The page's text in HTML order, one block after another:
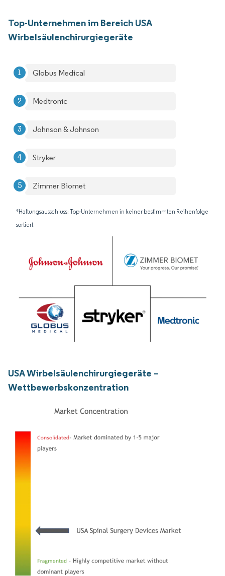
Top-Unternehmen im Bereich USA
Wirbelsäulenchirurgiegeräte
Globus Medical
Medtronic
Johnson & Johnson
Stryker
Zimmer Biomet
*Haftungsausschluss: Top-Unternehmen in keiner bestimmten Reihenfolge
sortiert
USA Wirbelsäulenchirurgiegeräte –
Wettbewerbskonzentration